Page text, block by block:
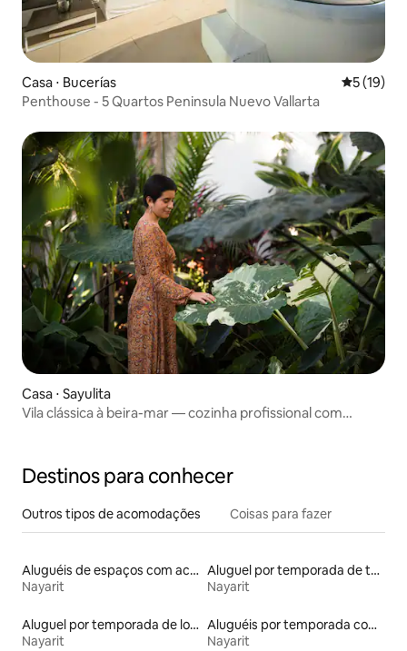
Casa ⋅ Bucerías 5 de uma
5 (19)
Penthouse - 5 Quartos Peninsula Nuevo Vallarta
Casa ⋅ Sayulita
Vila clássica à beira-mar — cozinha profissional com
Destinos para conhecer
Outros tipos de acomodações Coisas para fazer
Aluguéis de espaços com acesso direto a pistas de esqui
Nayarit
Aluguel por temporada de townhouses
Nayarit
Aluguel por temporada de lofts
Nayarit
Aluguéis por temporada com café da manhã
Nayarit